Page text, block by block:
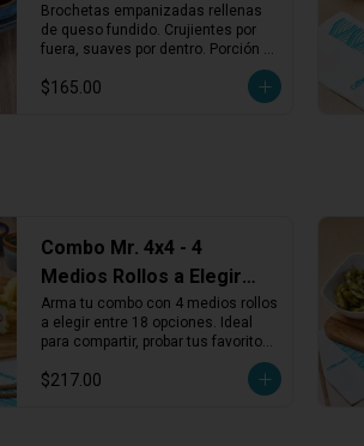
Rellenas de Queso
Fundido (3 pzas)
Brochetas empanizadas rellenas
de queso fundido. Crujientes por
fuera, suaves por dentro. Porción
de 3 piezas, ideales como entrada
o para compartir.
$165.00
Combo Mr. 4x4 - 4
Medios Rollos a Elegir
entre 18 Opciones
Arma tu combo con 4 medios rollos
a elegir entre 18 opciones. Ideal
para compartir, probar tus favoritos
$217.00